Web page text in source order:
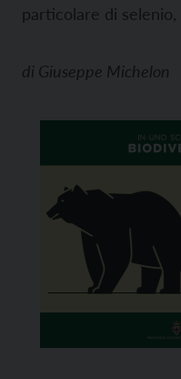
particolare di
di Giuseppe Michelon